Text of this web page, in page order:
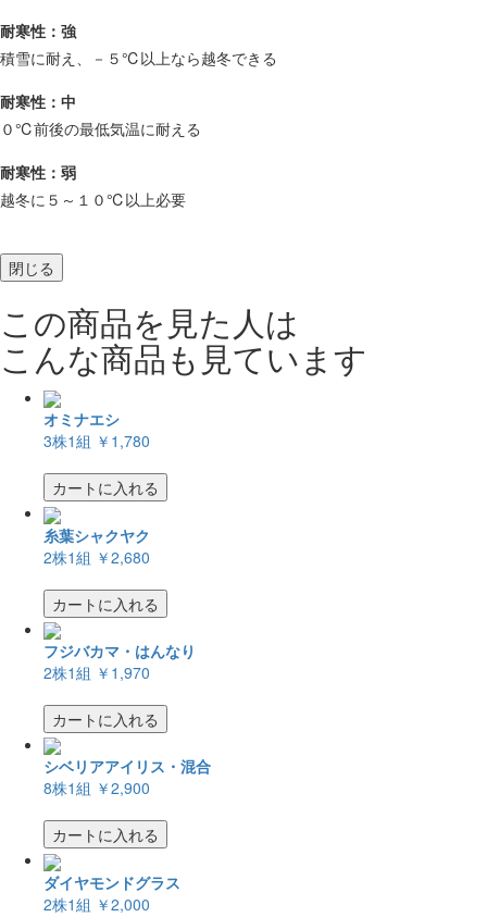
耐寒性：強
積雪に耐え、－５℃以上なら越冬できる
耐寒性：中
０℃前後の最低気温に耐える
耐寒性：弱
越冬に５～１０℃以上必要
閉じる
この商品を見た人は
こんな商品も見ています
オミナエシ
3株1組 ￥1,780
カートに入れる
糸葉シャクヤク
2株1組 ￥2,680
カートに入れる
フジバカマ・はんなり
2株1組 ￥1,970
カートに入れる
シベリアアイリス・混合
8株1組 ￥2,900
カートに入れる
ダイヤモンドグラス
2株1組 ￥2,000